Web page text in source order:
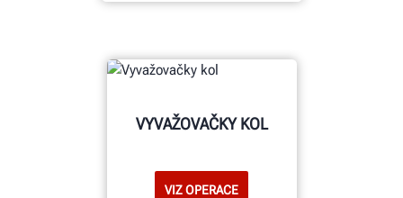
VYVAŽOVAČKY KOL
VIZ OPERACE